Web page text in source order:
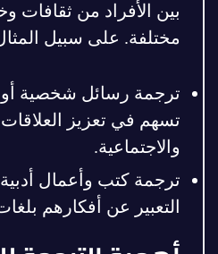
بين الأفراد من ثقافات
مختلفة. على سبيل
ترجمة رسائل شخصية
تسهم في تعزيز العلاقات
والاجتماعية.
ترجمة كتب وأعمال أدبية
التعبير عن أفكارهم